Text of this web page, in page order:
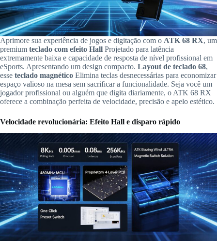
Aprimore sua experiência de jogos e digitação com o ATK 68 RX, um
premium teclado com efeito Hall Projetado para latência
extremamente baixa e capacidade de resposta de nível profissional em
eSports. Apresentando um design compacto. Layout de teclado 68,
esse teclado magnético Elimina teclas desnecessárias para economizar
espaço valioso na mesa sem sacrificar a funcionalidade. Seja você um
jogador profissional ou alguém que digita diariamente, o ATK 68 RX
oferece a combinação perfeita de velocidade, precisão e apelo estético.
Velocidade revolucionária: Efeito Hall e disparo rápido